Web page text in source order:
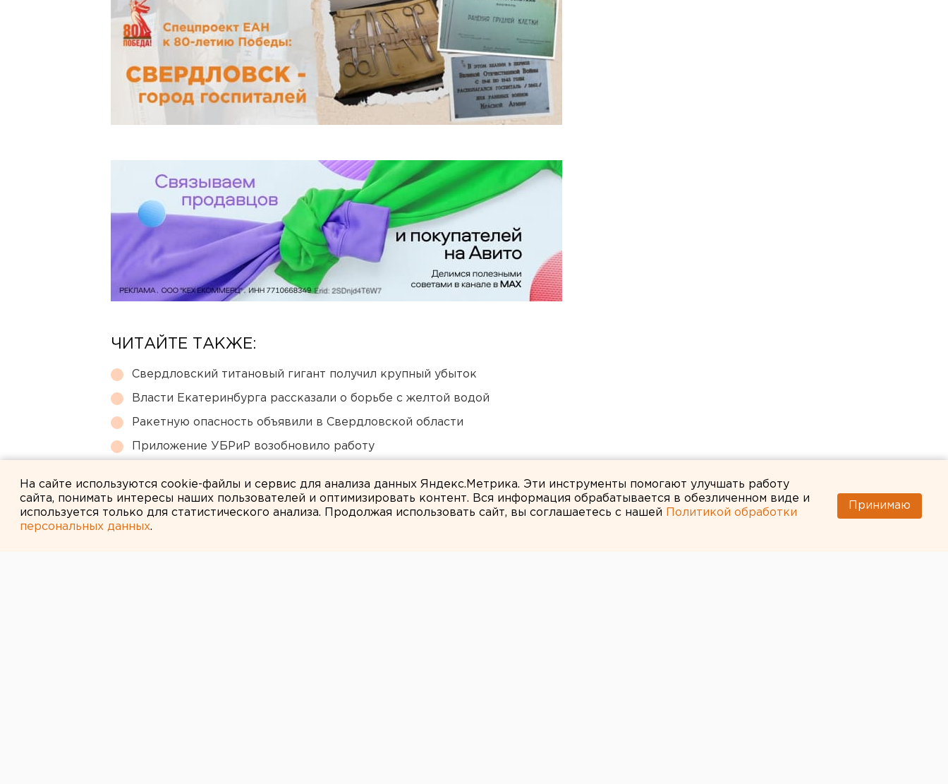
ЧИТАЙТЕ ТАКЖЕ:
Свердловский титановый гигант получил крупный убыток
Власти Екатеринбурга рассказали о борьбе с желтой водой
Ракетную опасность объявили в Свердловской области
Приложение УБРиР возобновило работу
На сайте используются cookie-файлы и сервис для анализа данных Яндекс.Метрика. Эти инструменты помогают улучшать работу
сайта, понимать интересы наших пользователей и оптимизировать контент. Вся информация обрабатывается в обезличенном виде и
используется только для статистического анализа. Продолжая использовать сайт, вы соглашаетесь с нашей
Политикой обработки
персональных данных.
Принимаю